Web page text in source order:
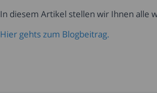
In diesem Artikel stellen wir Ihnen alle
Hier gehts zum Blogbeitrag.